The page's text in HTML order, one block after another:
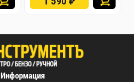
Информация